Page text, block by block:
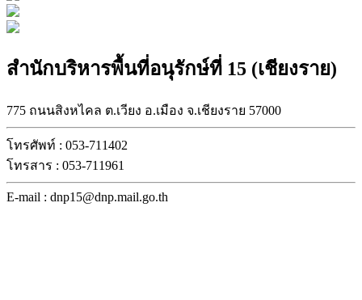
สำนักบริหารพื้นที่อนุรักษ์ที่ 15 (เชียงราย)
775 ถนนสิงหไคล ต.เวียง อ.เมือง จ.เชียงราย 57000
โทรศัพท์ : 053-711402
โทรสาร : 053-711961
E-mail : dnp15@dnp.mail.go.th